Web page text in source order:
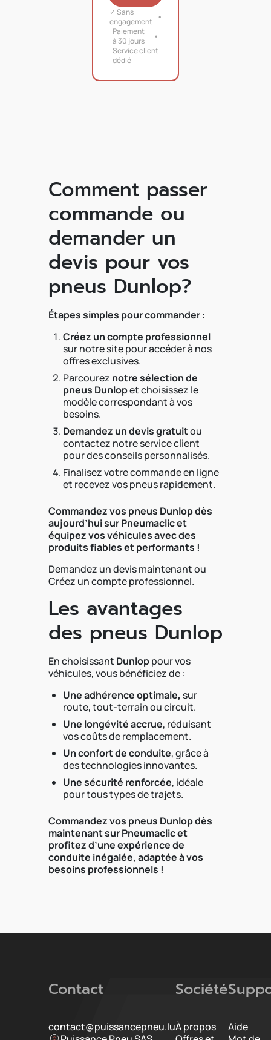
✓ Sans
engagement
Paiement
à 30 jours
Service client
dédié
Comment passer
commande ou
demander un
devis pour vos
pneus Dunlop?
Étapes simples pour commander :
Créez un compte professionnel
sur notre site pour accéder à nos
offres exclusives.
Parcourez notre sélection de
pneus Dunlopet choisissez le
modèle correspondant à vos
besoins.
Demandez un devis gratuitou
contactez notre service client
pour des conseils personnalisés.
Finalisez votre commande en ligne
et recevez vos pneus rapidement.
Commandez vos pneus Dunlop dès
aujourd’hui sur Pneumaclic et
équipez vos véhicules avec des
produits fiables et performants !
Demandez un devis maintenant ou
Créez un compte professionnel.
Les avantages
des pneus Dunlop
En choisissant Dunloppour vos
véhicules, vous bénéficiez de :
Une adhérence optimale, sur
route, tout-terrain ou circuit.
Une longévité accrue, réduisant
vos coûts de remplacement.
Un confort de conduite, grâce à
des technologies innovantes.
Une sécurité renforcée, idéale
pour tous types de trajets.
Commandez vos pneus Dunlop dès
maintenant sur Pneumaclic et
profitez d’une expérience de
conduite inégalée, adaptée à vos
besoins professionnels !
Contact
contact@puissancepneu.lu
Société
À propos
Aide